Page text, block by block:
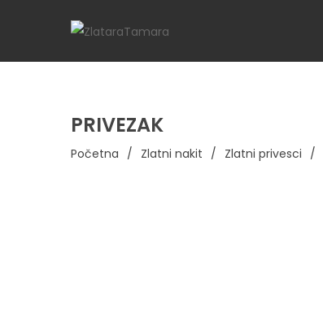
PRIVEZAK
Početna / Zlatni nakit / Zlatni privesci /